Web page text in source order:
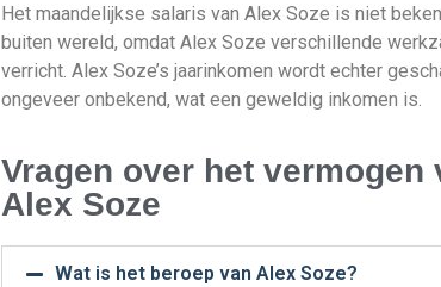
Het maandelijkse salaris van Alex Soze is niet
buiten wereld, omdat Alex Soze verschillende
verricht. Alex Soze’s jaarinkomen wordt echter
ongeveer onbekend, wat een geweldig inkomen is.
Vragen over het vermogen
Alex Soze
Wat is het beroep van Alex Soze?